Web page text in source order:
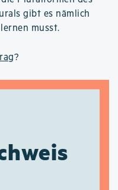
gibt es nämlich
musst.
?